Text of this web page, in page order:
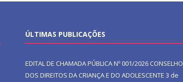
ÚLTIMAS PUBLICAÇÕES
EDITAL DE CHAMADA PÚBLICA Nº 001/2026 CONSELHO
DOS DIREITOS DA CRIANÇA E DO ADOLESCENTE 3 de